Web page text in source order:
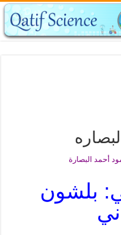
أحمد البصارة
بلشون